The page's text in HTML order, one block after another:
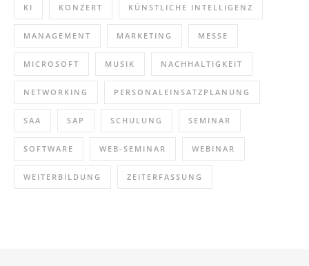
KI KONZERT KÜNSTLICHE INTELLIGENZ
MANAGEMENT MARKETING MESSE
MICROSOFT MUSIK NACHHALTIGKEIT
NETWORKING PERSONALEINSATZPLANUNG
SAA SAP SCHULUNG SEMINAR
SOFTWARE WEB-SEMINAR WEBINAR
WEITERBILDUNG ZEITERFASSUNG